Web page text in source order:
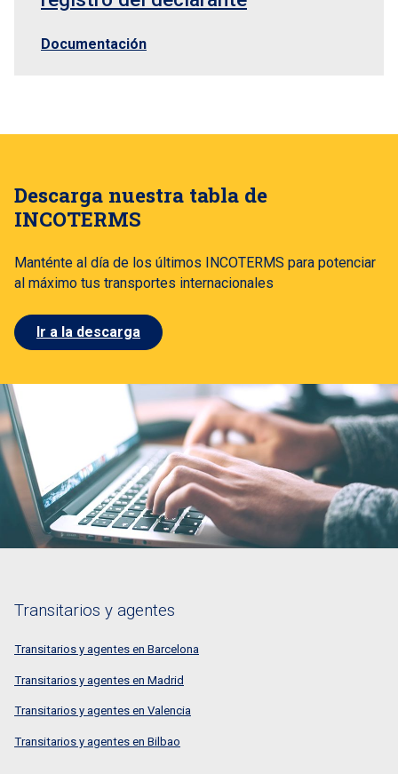
Documentación
Descarga nuestra tabla de
INCOTERMS
Manténte al día de los últimos INCOTERMS para potenciar
al máximo tus transportes internacionales
Ir a la descarga
Transitarios y agentes
Transitarios y agentes en Barcelona
Transitarios y agentes en Madrid
Transitarios y agentes en Valencia
Transitarios y agentes en Bilbao